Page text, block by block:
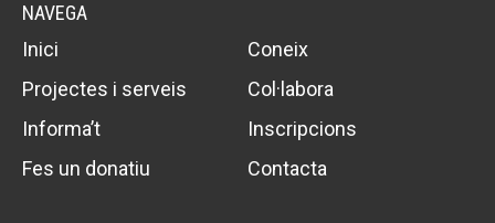
NAVEGA
Inici
Coneix
Projectes i serveis
Col·labora
Informa’t
Inscripcions
Fes un donatiu
Contacta